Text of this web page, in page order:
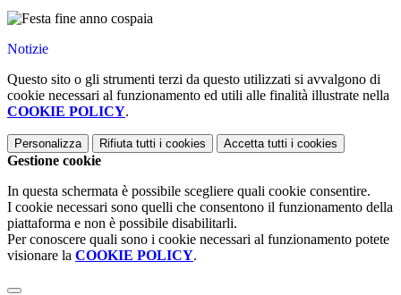
Notizie
Questo sito o gli strumenti terzi da questo utilizzati si avvalgono di
cookie necessari al funzionamento ed utili alle finalità illustrate nella
COOKIE POLICY.
Personalizza Rifiuta tutti i cookies Accetta tutti i cookies
Gestione cookie
In questa schermata è possibile scegliere quali cookie consentire.
I cookie necessari sono quelli che consentono il funzionamento della
piattaforma e non è possibile disabilitarli.
Per conoscere quali sono i cookie necessari al funzionamento potete
visionare la COOKIE POLICY.